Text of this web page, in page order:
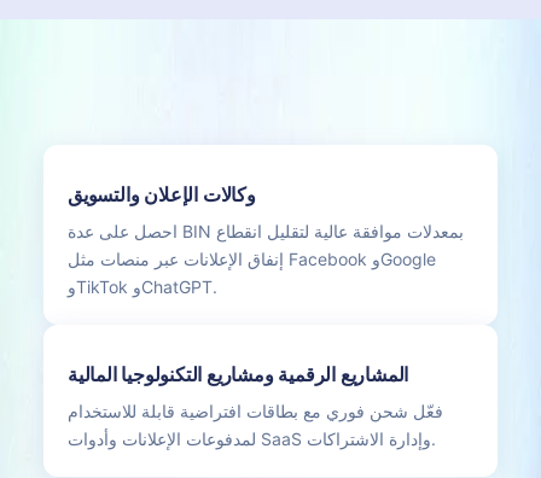
وكالات الإعلان والتسويق
احصل على عدة BIN بمعدلات موافقة عالية لتقليل انقطاع
إنفاق الإعلانات عبر منصات مثل Facebook وGoogle
وTikTok وChatGPT.
المشاريع الرقمية ومشاريع التكنولوجيا المالية
فعّل شحن فوري مع بطاقات افتراضية قابلة للاستخدام
لمدفوعات الإعلانات وأدوات SaaS وإدارة الاشتراكات.